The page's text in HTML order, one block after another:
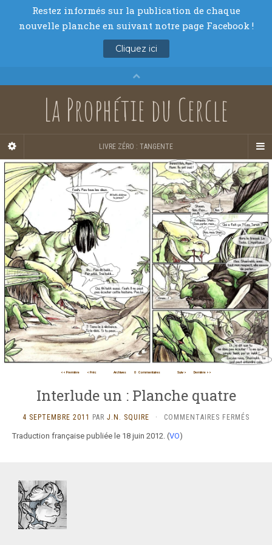
La Prophétie du Cercle
LIVRE ZÉRO : TANGENTE
<< Première < Préc Archives 0 Commentaires Suiv > Dernière >>
Interlude un : Planche quatre
4 SEPTEMBRE 2011 PAR J.N. SQUIRE · COMMENTAIRES FERMÉS
Traduction française publiée le 18 juin 2012. (VO)